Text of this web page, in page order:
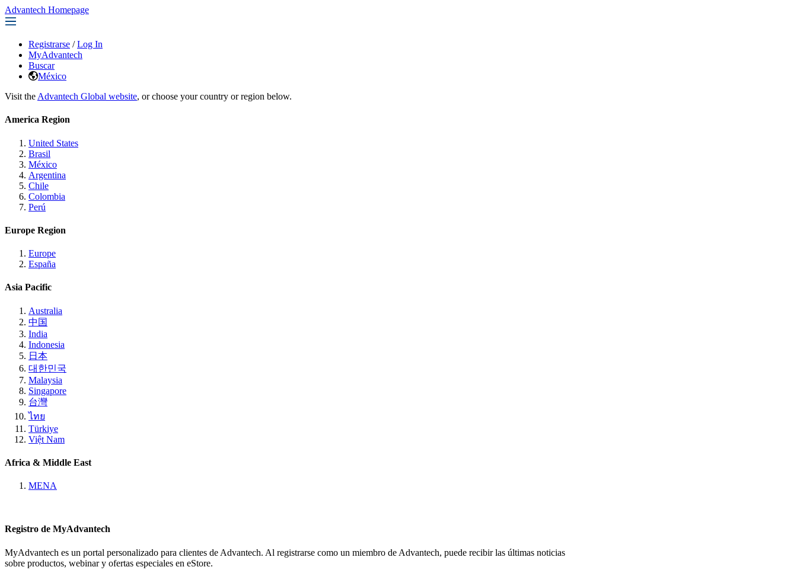
Advantech Homepage
Registrarse / Log In
MyAdvantech
Buscar
México
Visit the Advantech Global website, or choose your country or region below.
America Region
United States
Brasil
México
Argentina
Chile
Colombia
Perú
Europe Region
Europe
España
Asia Pacific
Australia
中国
India
Indonesia
日本
대한민국
Malaysia
Singapore
台灣
ไทย
Türkiye
Việt Nam
Africa & Middle East
MENA
Registro de MyAdvantech
MyAdvantech es un portal personalizado para clientes de Advantech. Al registrarse como un miembro de Advantech, puede recibir las últimas noticias
sobre productos, webinar y ofertas especiales en eStore.